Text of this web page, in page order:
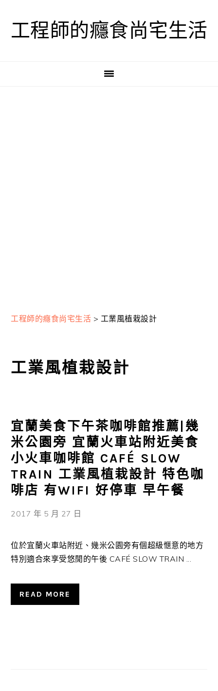
工程師的癮食尚宅生活
工程師的癮食尚宅生活 > 工業風植栽設計
工業風植栽設計
宜蘭美食下午茶咖啡館推薦|幾
米公園旁 宜蘭火車站附近美食
小火車咖啡館 CAFÉ SLOW
TRAIN 工業風植栽設計 特色咖
啡店 有WIFI 好停車 早午餐
2017 年 5 月 27 日
位於宜蘭火車站附近、幾米公園旁有個超級愜意的地方
特別適合來享受悠閒的午後 CAFÉ SLOW TRAIN ...
READ MORE